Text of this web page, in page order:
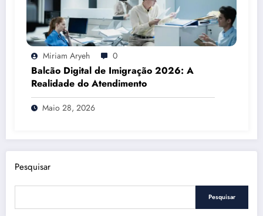
Miriam Aryeh 0
Balcão Digital de Imigração 2026: A
Realidade do Atendimento
Maio 28, 2026
Pesquisar
Pesquisar